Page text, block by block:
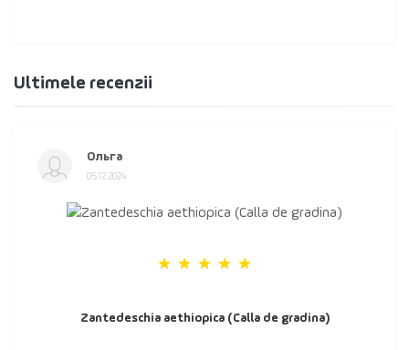
Ultimele recenzii
Ольга
05.12.2024
Zantedeschia aethiopica (Calla de gradina)